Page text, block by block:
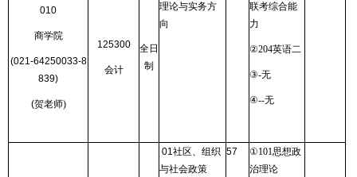
010
商学院
(021-64250033-8
839)
(贺老师)
125300
会计
全日
制
理论与实务方
向
联考综合能
力
②204英语二
③-无
④--无
01社区、组织
与社会政策
57 ①101思想政
治理论